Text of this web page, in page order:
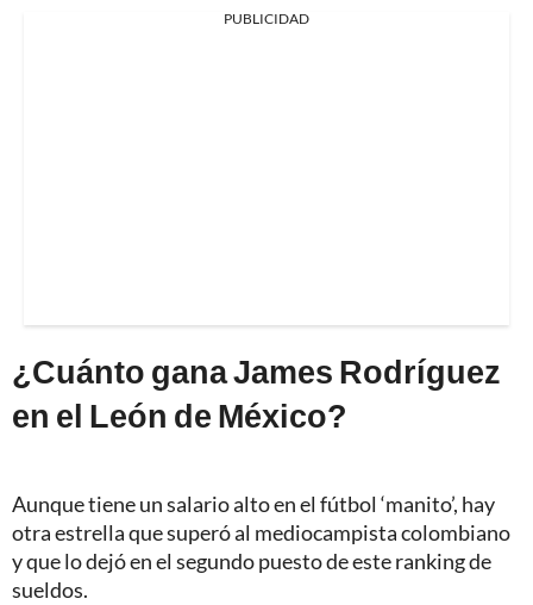
PUBLICIDAD
¿Cuánto gana James Rodríguez
en el León de México?
Aunque tiene un salario alto en el fútbol ‘manito’, hay
otra estrella que superó al mediocampista colombiano
y que lo dejó en el segundo puesto de este ranking de
sueldos.